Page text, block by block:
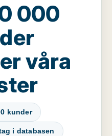
000
våra
kunder
i databasen